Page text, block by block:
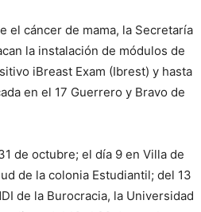
el cáncer de mama, la Secretaría
la instalación de módulos de
iBreast Exam (Ibrest) y hasta
en el 17 Guerrero y Bravo de
de octubre; el día 9 en Villa de
de la colonia Estudiantil; del 13
de la Burocracia, la Universidad